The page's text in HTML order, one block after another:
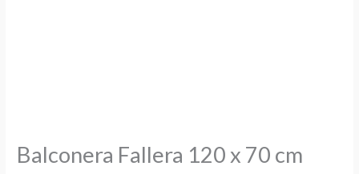
Balconera Fallera 120 x 70 cm